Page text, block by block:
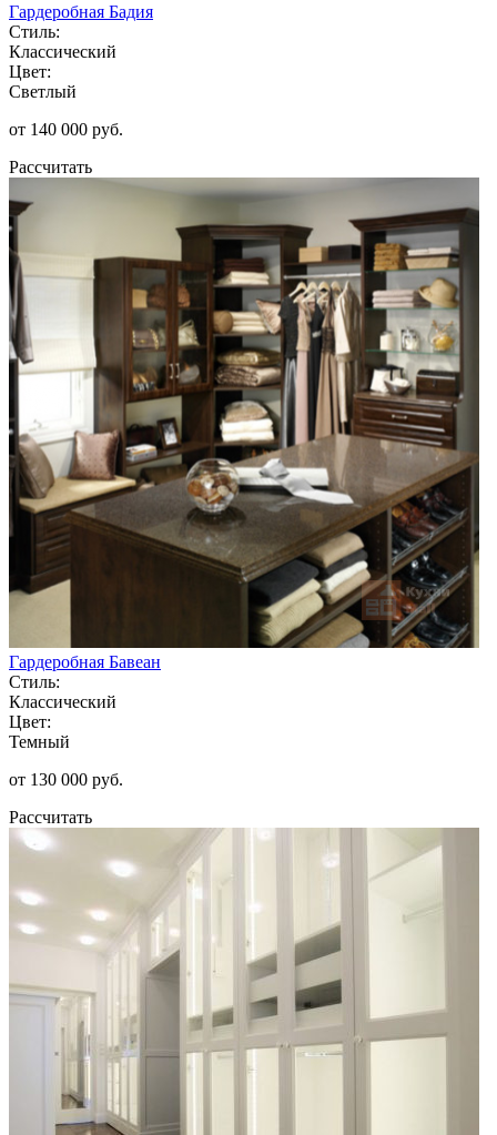
Гардеробная Бадия
Стиль:
Классический
Цвет:
Светлый
от 140 000 руб.
Рассчитать
Гардеробная Бавеан
Стиль:
Классический
Цвет:
Темный
от 130 000 руб.
Рассчитать